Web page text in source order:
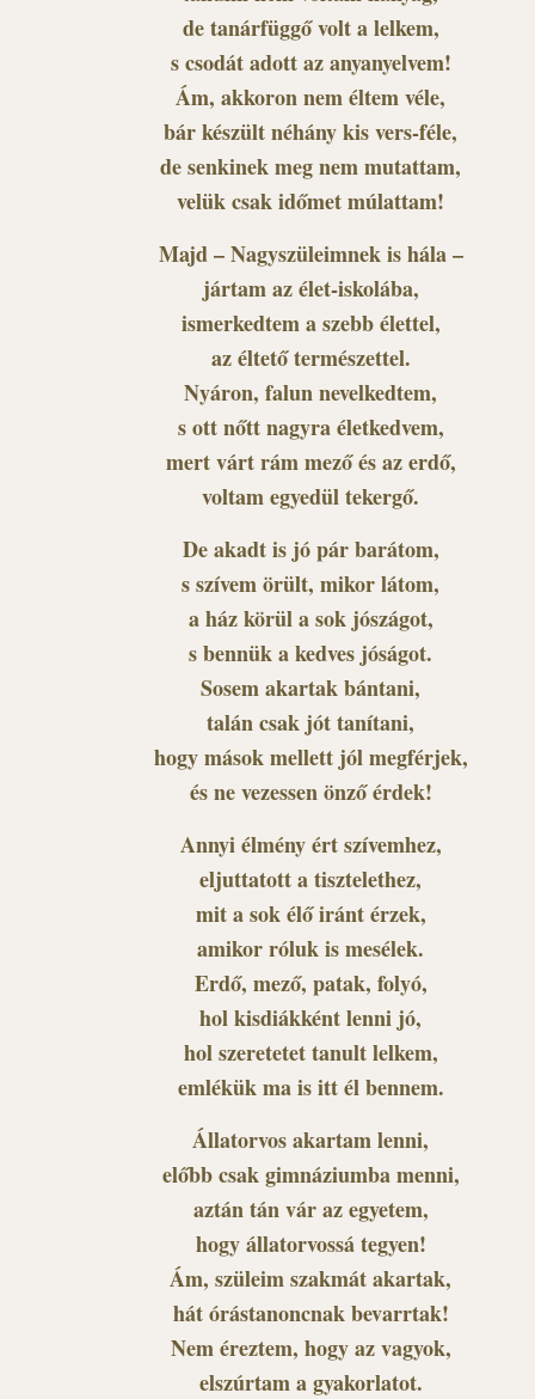
de tanárfüggő volt a lelkem,
s csodát adott az anyanyelvem!
Ám, akkoron nem éltem véle,
bár készült néhány kis vers-féle,
de senkinek meg nem mutattam,
velük csak időmet múlattam!
Majd – Nagyszüleimnek is hála –
jártam az élet-iskolába,
ismerkedtem a szebb élettel,
az éltető természettel.
Nyáron, falun nevelkedtem,
s ott nőtt nagyra életkedvem,
mert várt rám mező és az erdő,
voltam egyedül tekergő.
De akadt is jó pár barátom,
s szívem örült, mikor látom,
a ház körül a sok jószágot,
s bennük a kedves jóságot.
Sosem akartak bántani,
talán csak jót tanítani,
hogy mások mellett jól megférjek,
és ne vezessen önző érdek!
Annyi élmény ért szívemhez,
eljuttatott a tisztelethez,
mit a sok élő iránt érzek,
amikor róluk is mesélek.
Erdő, mező, patak, folyó,
hol kisdiákként lenni jó,
hol szeretetet tanult lelkem,
emlékük ma is itt él bennem.
Állatorvos akartam lenni,
előbb csak gimnáziumba menni,
aztán tán vár az egyetem,
hogy állatorvossá tegyen!
Ám, szüleim szakmát akartak,
hát órástanoncnak bevarrtak!
Nem éreztem, hogy az vagyok,
elszúrtam a gyakorlatot.